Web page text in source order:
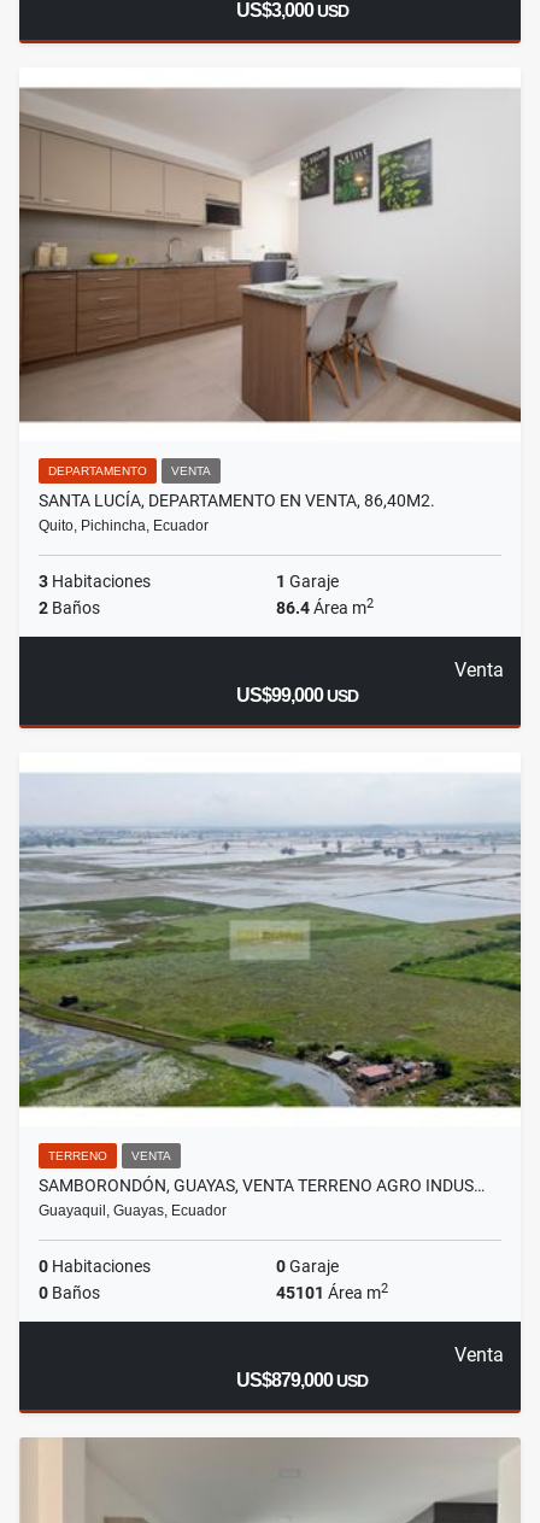
US$3,000USD
DEPARTAMENTO VENTA
SANTA LUCÍA, DEPARTAMENTO EN VENTA, 86,40M2.
Quito, Pichincha, Ecuador
3 Habitaciones 1 Garaje
2 Baños 86.4Área m2
Venta
US$99,000USD
TERRENO VENTA
SAMBORONDÓN, GUAYAS, VENTA TERRENO AGRO INDUS…
Guayaquil, Guayas, Ecuador
0 Habitaciones 0Garaje
0 Baños 45101 Área m2
Venta
US$879,000USD